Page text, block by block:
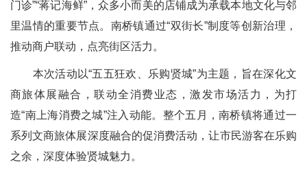
门诊”“蒋记海鲜”，众多小而美的店铺成为承载本地文化与邻
里温情的重要节点。南桥镇通过“双街长”制度等创新治理，
推动商户联动，点亮街区活力。
本次活动以“五五狂欢、乐购贤城”为主题，旨在深化文
商旅体展融合，联动全消费业态，激发市场活力，为打
造“南上海消费之城”注入动能。整个五月，南桥镇将通过一
系列文商旅体展深度融合的促消费活动，让市民游客在乐购
之余，深度体验贤城魅力。